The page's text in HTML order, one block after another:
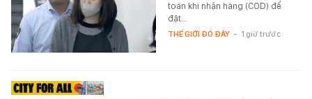
toán khi nhận hàng (COD) để
đặt…
THẾ GIỚI ĐÓ ĐÂY - 1 giờ trước